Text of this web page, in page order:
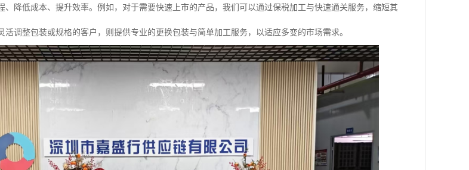
、降低成本、提升效率。例如，对于需要快速上市的产品，我们可以通过保税加工与快速通关服务，缩短其
调整包装或规格的客户，则提供专业的更换包装与简单加工服务，以适应多变的市场需求。